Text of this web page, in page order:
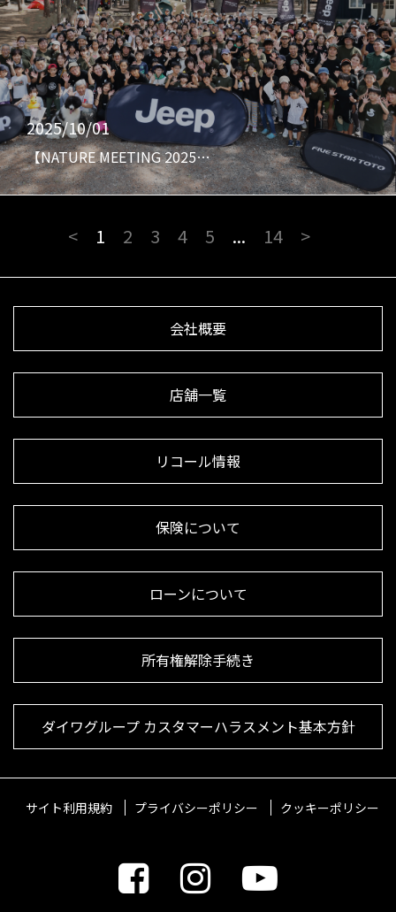
2025/10/01
【NATURE MEETING 2025…
< 1 2 3 4 5 ... 14 >
会社概要
店舗一覧
リコール情報
保険について
ローンについて
所有権解除手続き
ダイワグループ カスタマーハラスメント基本方針
サイト利用規約 プライバシーポリシー クッキーポリシー